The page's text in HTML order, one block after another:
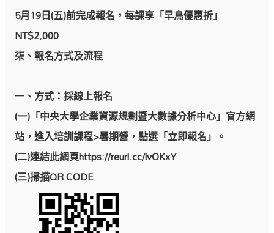
5月19日(五)前完成報名，每課享「早鳥優惠折」
NT$2,000
柒、報名方式及流程
一、方式：採線上報名
(一)「中央大學企業資源規劃暨大數據分析中心」官方網
站，進入培訓課程>暑期營，點選「立即報名」。
(二)連結此網頁https://reurl.cc/lvOKxY
(三)掃描QR CODE